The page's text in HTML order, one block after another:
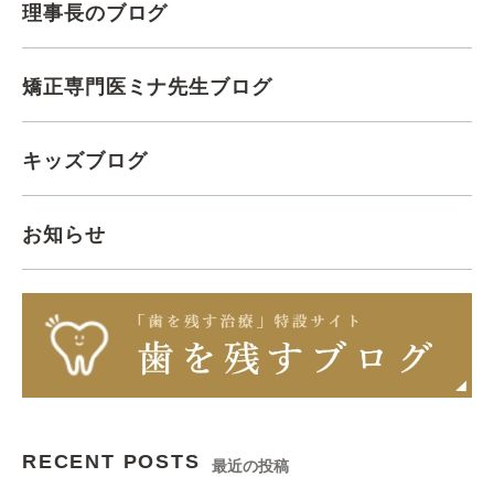
理事長のブログ
矯正専門医ミナ先生ブログ
キッズブログ
お知らせ
RECENT POSTS 最近の投稿